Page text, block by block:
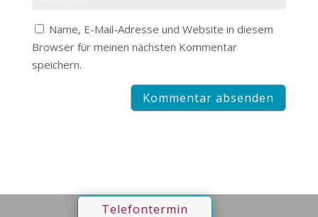
Name, E-Mail-Adresse und Website in diesem
Browser für meinen nächsten Kommentar
speichern.
Telefontermin